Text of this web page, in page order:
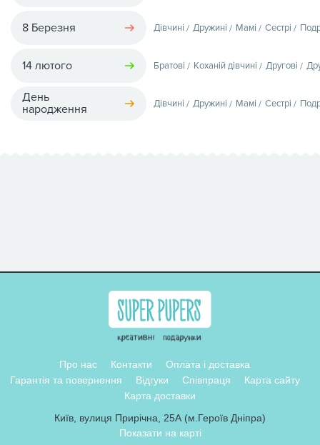
8 Березня Дівчині Дружині Мамі Сестрі
14 лютого Братові Коханій дівчині Другові
День
народження
Дівчині Дружині Мамі Сестрі
Про нас Контакти
Оплата і доставка
Гарантія та повернення
Відгуки Співпраця
Карта сайту
Карта доставки
Київ, вулиця Прирічна, 25А (м.Героїв Дніпра)
Показати на карті